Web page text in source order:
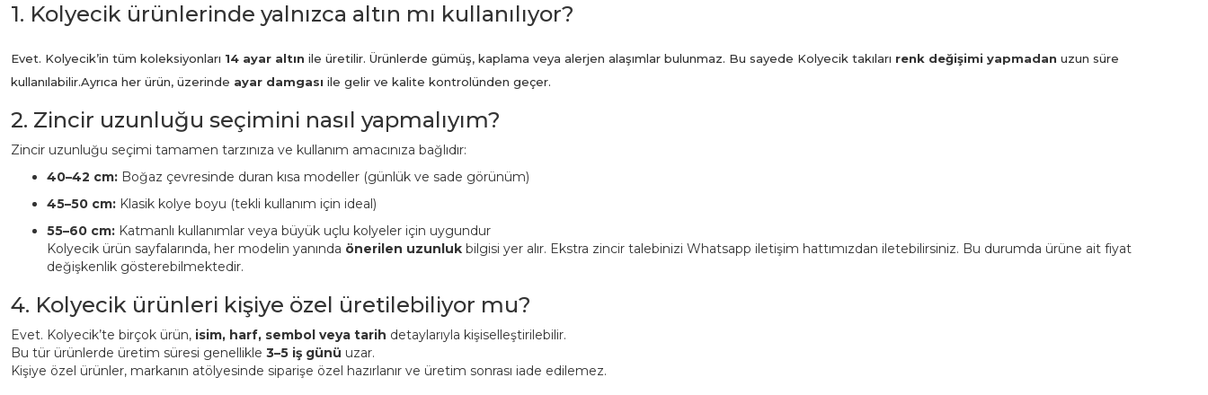
1. Kolyecik ürünlerinde yalnızca altın mı kullanılıyor?
Evet. Kolyecik’in tüm koleksiyonları 14 ayar altın ile üretilir. Ürünlerde gümüş, kaplama veya alerjen alaşımlar bulunmaz. Bu sayede Kolyecik takıları renk değişimi yapmadan uzun süre
kullanılabilir.Ayrıca her ürün, üzerinde ayar damgası ile gelir ve kalite kontrolünden geçer.
2. Zincir uzunluğu seçimini nasıl yapmalıyım?
Zincir uzunluğu seçimi tamamen tarzınıza ve kullanım amacınıza bağlıdır:
40–42 cm: Boğaz çevresinde duran kısa modeller (günlük ve sade görünüm)
45–50 cm: Klasik kolye boyu (tekli kullanım için ideal)
55–60 cm: Katmanlı kullanımlar veya büyük uçlu kolyeler için uygundur
Kolyecik ürün sayfalarında, her modelin yanında önerilen uzunluk bilgisi yer alır. Ekstra zincir talebinizi Whatsapp iletişim hattımızdan iletebilirsiniz. Bu durumda ürüne ait fiyat
değişkenlik gösterebilmektedir.
4. Kolyecik ürünleri kişiye özel üretilebiliyor mu?
Evet. Kolyecik’te birçok ürün, isim, harf, sembol veya tarih detaylarıyla kişiselleştirilebilir.
Bu tür ürünlerde üretim süresi genellikle 3–5 iş günü uzar.
Kişiye özel ürünler, markanın atölyesinde siparişe özel hazırlanır ve üretim sonrası iade edilemez.